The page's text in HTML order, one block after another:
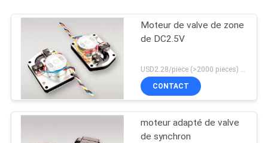
Moteur de valve de zone
de DC2.5V
USD2.28/piece (>2000 pieces) USD2.5 / piece (1000 - 2000 pieces) MOQ:1000 morceaux
CONTACT
moteur adapté de valve
de synchron